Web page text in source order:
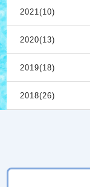
2021(10)
2020(13)
2019(18)
2018(26)